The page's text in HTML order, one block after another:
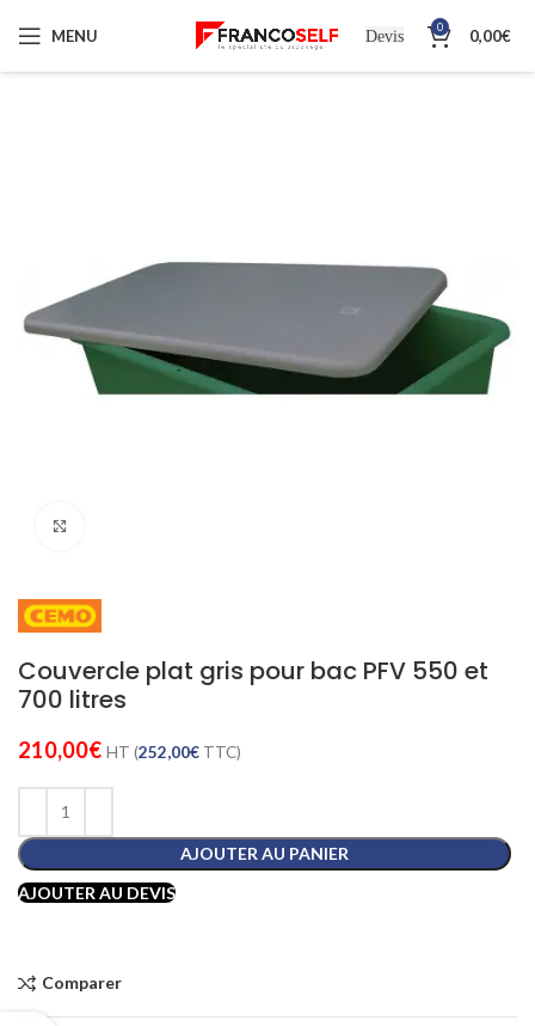
MENU Devis 0 0,00€
Couvercle plat gris pour bac PFV 550 et
700 litres
210,00€ HT (252,00€ TTC)
AJOUTER AU PANIER
AJOUTER AU DEVIS
Comparer